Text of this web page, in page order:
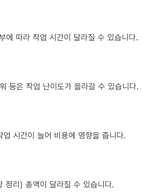
에 따라 작업 시간이 달라질 수 있습니다.
등은 작업 난이도가 올라갈 수 있습니다.
시간이 늘어 비용에 영향을 줍니다.
정리) 총액이 달라질 수 있습니다.